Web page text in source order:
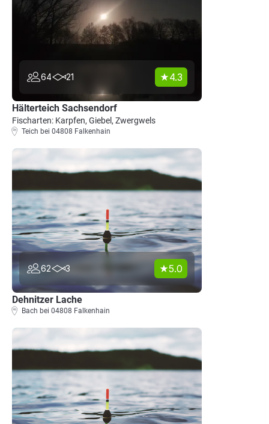
64 21 4.3
Hälterteich Sachsendorf
Fischarten: Karpfen, Giebel, Zwergwels
Teich bei 04808 Falkenhain
62 3 5.0
Dehnitzer Lache
Bach bei 04808 Falkenhain